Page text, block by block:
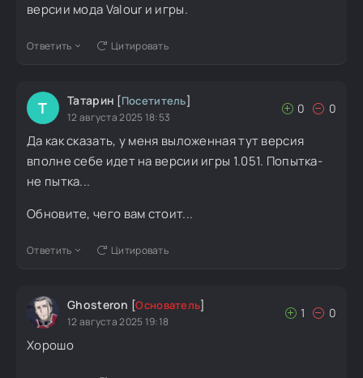
версии мода Valour и игры.
Ответить Цитировать
Т Татарин [Посетитель]
12 августа 2025 18:53
0 0
Да как сказать, у меня выложенная тут версия
вполне себе идет на версии игры 1.051. Попытка-
не пытка...
Обновите, чего вам стоит...
Ответить Цитировать
Ghosteron [Основатель]
12 августа 2025 19:18
1 0
Хорошо